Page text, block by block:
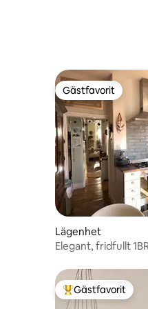
Gästfavorit
Gästfavorit
Lägenhet
Elegant, fridfullt
Populär gästfavorit
Gästfavorit